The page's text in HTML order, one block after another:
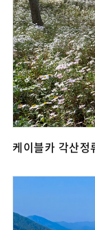
케이블카 각산